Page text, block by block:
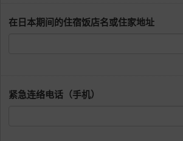
在日本期间的住宿饭店名或住家地址
紧急连络电话（手机）